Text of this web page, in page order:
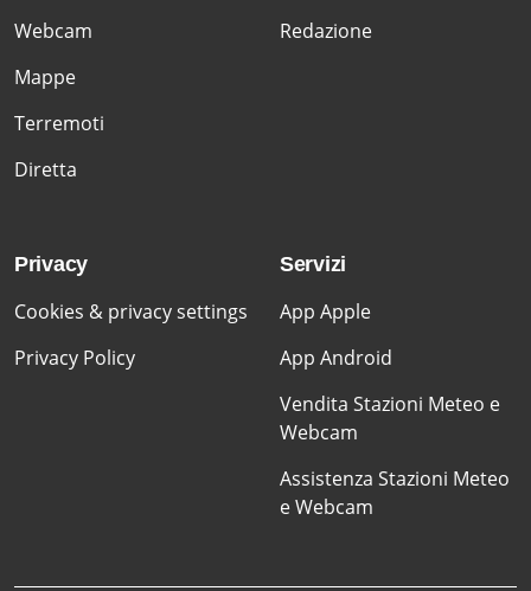
Webcam
Mappe
Terremoti
Diretta
Redazione
Privacy
Cookies & privacy settings
Privacy Policy
Servizi
App Apple
App Android
Vendita Stazioni Meteo e
Webcam
Assistenza Stazioni Meteo
e Webcam